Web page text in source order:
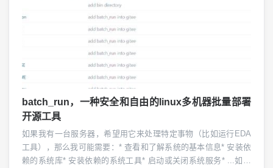
batch_run，一种安全和自由的linux多机器批量部署
开源工具
如果我有一台服务器，希望用它来处理特定事物（比如运行EDA
工具），那么我可能需要：* 查看和了解系统的基本信息* 安装依
赖的系统库* 安装依赖的系统工具* 启动或关闭系统服务* ...如果